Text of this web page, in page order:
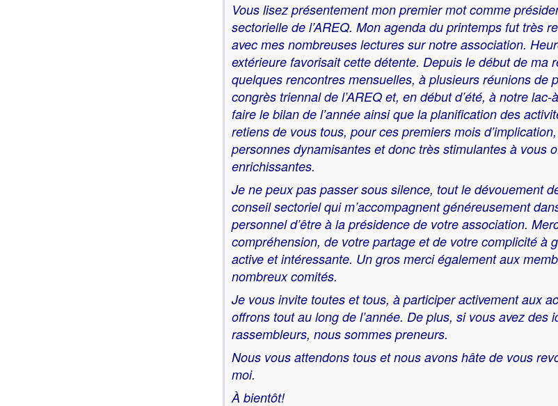
Mot de la présidence régionale
Conseil régional
Primes mensuelles ASSUREQ
Action sociopolitiqueFiscalité des riches
Bourses de l’AREQ
Chorale
Comité des Femmes
Comité des Hommes
Dossier Retraite
Environnement
Fondation Laure-Gaudreault
Toujours en actionPTEA-Formulaires
2015-2016
Activité FLG
Vous lisez présentement mon premier mot comme
sectorielle de l’AREQ. Mon agenda du printemps fut très
avec mes nombreuses lectures sur notre association.
extérieure favorisait cette détente. Depuis le début de ma
quelques rencontres mensuelles, à plusieurs réunions de
congrès triennal de l’AREQ et, en début d’été, à notre
faire le bilan de l’année ainsi que la planification des
retiens de vous tous, pour ces premiers mois
personnes dynamisantes et donc très stimulantes à vous
enrichissantes.
Je ne peux pas passer sous silence, tout le dévouement
conseil sectoriel qui m’accompagnent généreusement
personnel d’être à la présidence de votre association.
compréhension, de votre partage et de votre complicité à
active et intéressante. Un gros merci également aux
nombreux comités.
Je vous invite toutes et tous, à participer activement aux
offrons tout au long de l’année. De plus, si vous avez des
rassembleurs, nous sommes preneurs.
Nous vous attendons tous et nous avons hâte de vous
moi.
À bientôt!